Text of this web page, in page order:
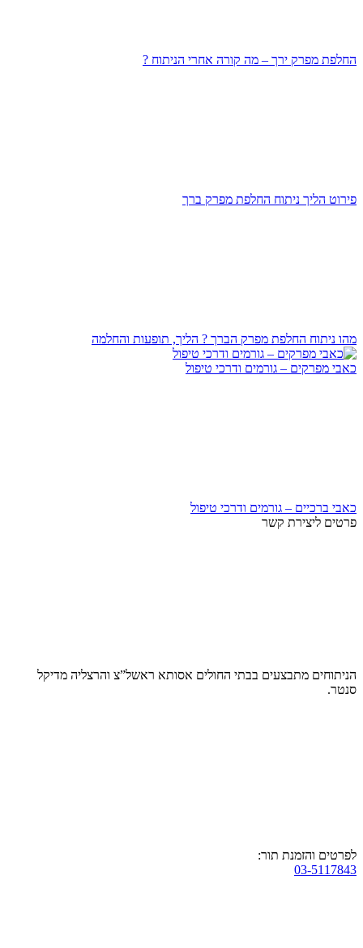
החלפת מפרק ירך – מה קורה אחרי הניתוח ?
פירוט הליך ניתוח החלפת מפרק ברך
מהו ניתוח החלפת מפרק הברך ? הליך, תופעות והחלמה
כאבי מפרקים – גורמים ודרכי טיפול
כאבי ברכיים – גורמים ודרכי טיפול
פרטים ליצירת קשר
הניתוחים מתבצעים בבתי החולים אסותא ראשל”צ והרצליה מדיקל
סנטר.
לפרטים והזמנת תור:
03-5117843